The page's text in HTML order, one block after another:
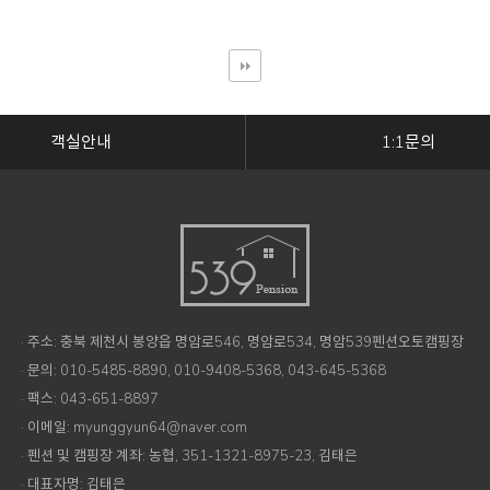
객실안내 1:1문의
· 주소: 충북 제천시 봉양읍 명암로546, 명암로534, 명암539펜션오토캠핑장
· 문의: 010-5485-8890, 010-9408-5368, 043-645-5368
· 팩스: 043-651-8897
· 이메일: myunggyun64@naver.com
· 펜션 및 캠핑장 계좌: 농협, 351-1321-8975-23, 김태은
· 대표자명: 김태은